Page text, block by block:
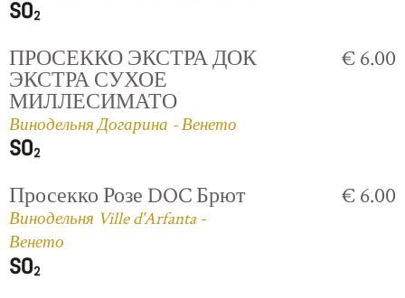
ПРОСЕККО ЭКСТРА ДОК
ЭКСТРА СУХОЕ
МИЛЛЕСИМАТО
Винодельня Догарина - Венето
€ 6.00
Просекко Розе DOC Брют
Винодельня Ville d'Arfanta -
Венето
€ 6.00